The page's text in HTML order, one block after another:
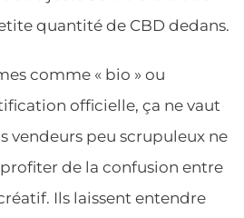
quantité de CBD dedans.
comme « bio » ou
officielle, ça ne vaut
vendeurs peu scrupuleux ne
de la confusion entre
Ils laissent entendre